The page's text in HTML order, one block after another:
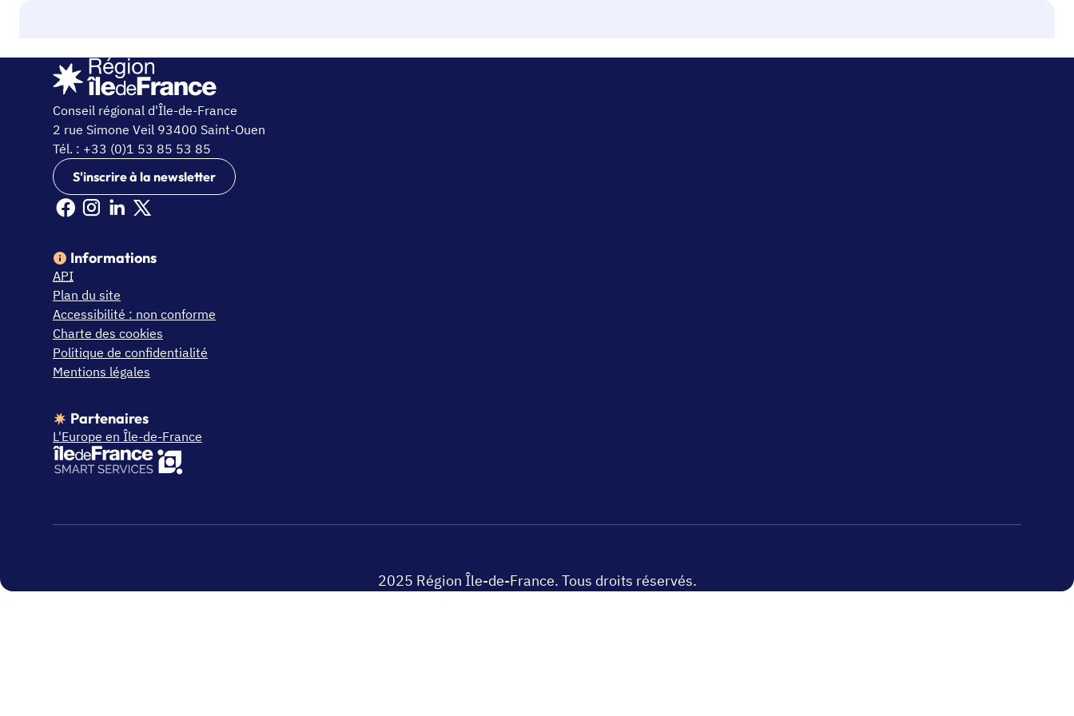
Conseil régional d'Île-de-France
2 rue Simone Veil 93400 Saint-Ouen
Tél. : +33 (0)1 53 85 53 85
S'inscrire à la newsletter
Facebook Ile de France (nouvelle fenêtre)
Instagram Ile de France (nouvelle fenêtre)
Linkedin Ile de France (nouvelle fenêtre)
X Ile de France (nouvelle fenêtre)
Informations
API
Plan du site
Accessibilité : non conforme
Charte des cookies
Politique de confidentialité
Mentions légales
Partenaires
L'Europe en Île-de-France
2025 Région Île-de-France. Tous droits réservés.